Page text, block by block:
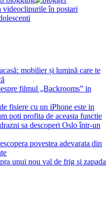
videoclipurile în postari
mobilier și lumină care te
filmul „Backrooms” in
fisiere cu un iPhone este in
poti profita de aceasta functie
sa descoperi Oslo într-un
povestea adevarata din
unui nou val de frig si zapada